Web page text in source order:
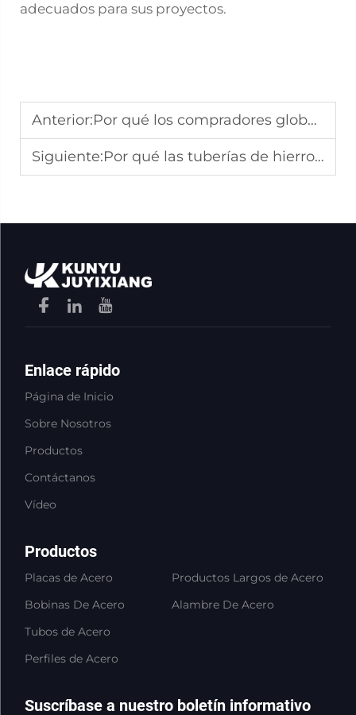
adecuados para sus proyectos.
Anterior:Por qué los compradores globales prefieren tubos de acero sin costura de fabricantes experimentados
Siguiente:Por qué las tuberías de hierro fundido ofrecen una excelente durabilidad en la infraestructura
Enlace rápido
Página de Inicio
Sobre Nosotros
Productos
Contáctanos
Vídeo
Productos
Placas de Acero
Bobinas De Acero
Tubos de Acero
Perfiles de Acero
Productos Largos de Acero
Alambre De Acero
Suscríbase a nuestro boletín informativo